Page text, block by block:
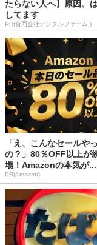
たらない人へ】原因、
してます
PR(合同会社デジタルファーム )
「え、こんなセールや
の？」80％OFF以上が
場！Amazonの本気が...
PR(Amazon)